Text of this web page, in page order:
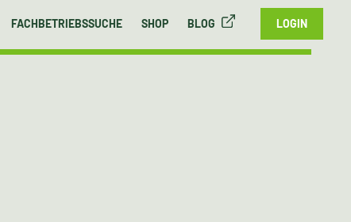
FACHBETRIEBSSUCHE SHOP BLOG LOGIN